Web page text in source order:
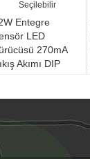
Entegre
LED
270mA
Akımı DIP